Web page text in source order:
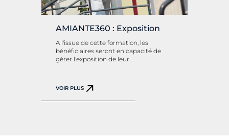
AMIANTE360 : Exposition
A l'issue de cette formation, les
bénéficiaires seront en capacité de
gérer l’exposition de leur…
VOIR PLUS